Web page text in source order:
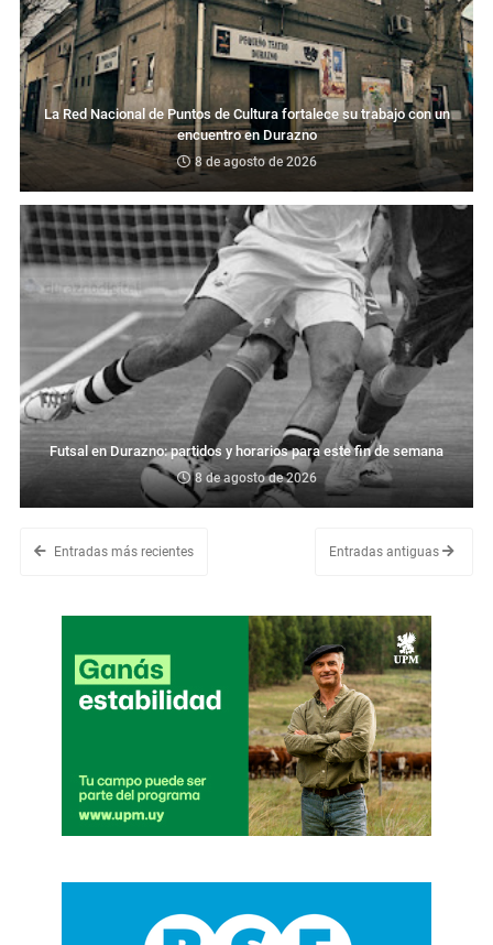
La Red Nacional de Puntos de Cultura fortalece su trabajo con un
encuentro en Durazno
8 de agosto de 2026
Futsal en Durazno: partidos y horarios para este fin de semana
8 de agosto de 2026
Entradas más recientes Entradas antiguas